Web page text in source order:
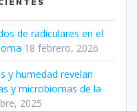
de radiculares en el
18 febrero, 2026
y humedad revelan
y microbiomas de la
2025